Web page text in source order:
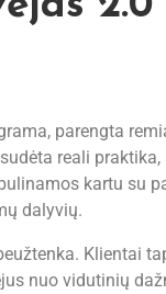
parengta
reali
kartu su
dalyvių.
Klientai
nuo vidutinių